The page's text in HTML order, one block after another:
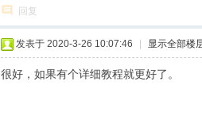
回复
发表于 2020-3-26 10:07:46 显示全部楼
很好，如果有个详细教程就更好了。